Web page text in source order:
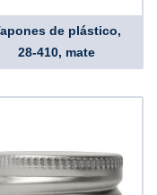
de plástico,
28-410, mate